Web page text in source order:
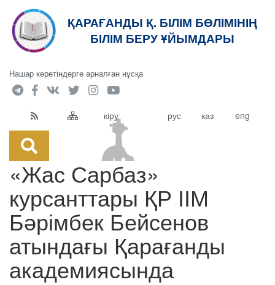
ҚАРАҒАНДЫ Қ. БІЛІМ БӨЛІМІНІҢ
БІЛІМ БЕРУ ҰЙЫМДАРЫ
Нашар көретіндерге арналған нұсқа
кіру рус каз eng
«Жас Сарбаз»
курсанттары ҚР ІІМ
Бәрімбек Бейсенов
атындағы Қарағанды
академиясында